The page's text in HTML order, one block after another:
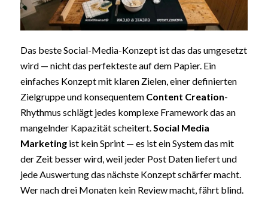
Das beste Social-Media-Konzept ist das das umgesetzt
wird — nicht das perfekteste auf dem Papier. Ein
einfaches Konzept mit klaren Zielen, einer definierten
Zielgruppe und konsequentem Content Creation-
Rhythmus schlägt jedes komplexe Framework das an
mangelnder Kapazität scheitert.Social Media
Marketingist kein Sprint — es ist ein System das mit
der Zeit besser wird, weil jeder Post Daten liefert und
jede Auswertung das nächste Konzept schärfer macht.
Wer nach drei Monaten kein Review macht, fährt blind.